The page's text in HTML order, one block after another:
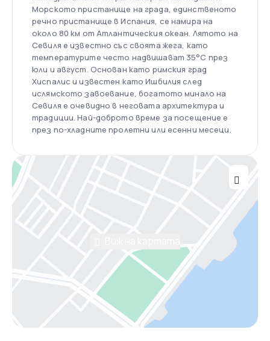
Морското пристанище на града, единственото
речно пристанище в Испания, се намира на
около 80 км от Атлантическия океан. Лятото на
Севиля е известно със своята жега, като
температурите често надвишават 35°C през
юли и август. Основан като римския град
Хиспалис и известен като Ишбилия след
ислямското завоевание, богатото минало на
Севиля е очевидно в неговата архитектура и
традиции. Най-доброто време за посещение е
през по-хладните пролетни или есенни месеци.